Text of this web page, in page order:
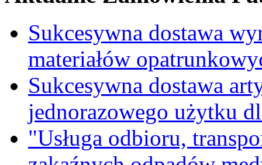
Sukcesywna dostawa
materiałów
Sukcesywna dostawa
jednorazowego użytku
"Usługa odbioru,